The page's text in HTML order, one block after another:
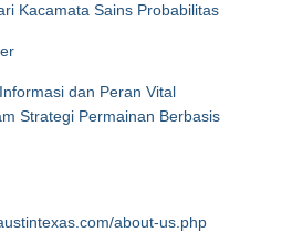
Kacamata Sains Probabilitas
dan Peran Vital
Strategi Permainan Berbasis
about-us.php